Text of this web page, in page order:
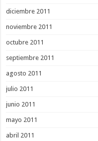
diciembre 2011
noviembre 2011
octubre 2011
septiembre 2011
agosto 2011
julio 2011
junio 2011
mayo 2011
abril 2011